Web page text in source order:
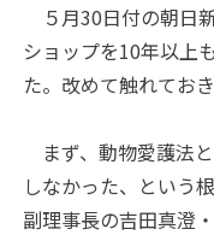
５月30日付の朝日
ショップを10年以上
た。改めて触れておき
まず、動物愛護法
しなかった、という
副理事長の吉田真澄